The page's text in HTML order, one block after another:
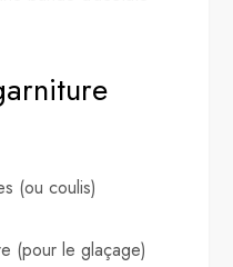
(ou coulis)
(pour le glaçage)